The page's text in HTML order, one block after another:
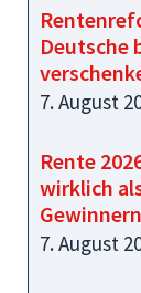
Deutsche
7. August
Rente
wirklich
7. August